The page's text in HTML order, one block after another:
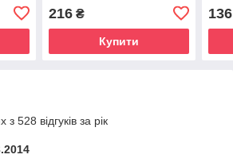
216₴
Купити
136
528 відгуків за рік